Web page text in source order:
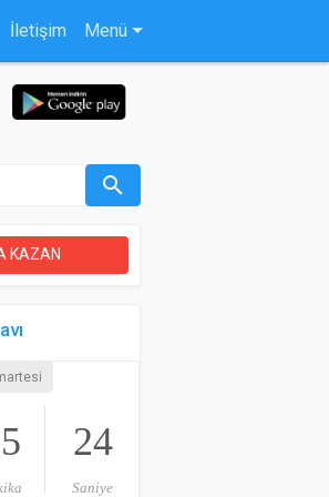
İletişim Menü
search
KAZAN
23
Saniye